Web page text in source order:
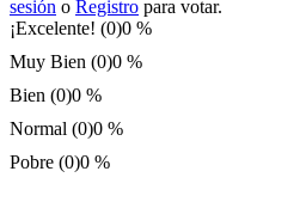
sesión o Registro para votar.
¡Excelente! (0)0 %
Muy Bien (0)0 %
Bien (0)0 %
Normal (0)0 %
Pobre (0)0 %